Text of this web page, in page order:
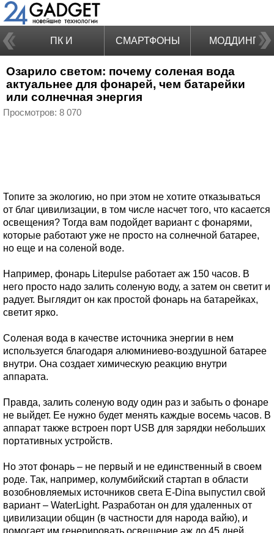
ПК И
НОУТБУКИ
СМАРТФОНЫ МОДДИНГ
Озарило светом: почему соленая вода
актуальнее для фонарей, чем батарейки
или солнечная энергия
Просмотров: 8 070
Топите за экологию, но при этом не хотите отказываться
от благ цивилизации, в том числе насчет того, что касается
освещения? Тогда вам подойдет вариант с фонарями,
которые работают уже не просто на солнечной батарее,
но еще и на соленой воде.
Например, фонарь Litepulse работает аж 150 часов. В
него просто надо залить соленую воду, а затем он светит и
радует. Выглядит он как простой фонарь на батарейках,
светит ярко.
Соленая вода в качестве источника энергии в нем
используется благодаря алюминиево-воздушной батарее
внутри. Она создает химическую реакцию внутри
аппарата.
Правда, залить соленую воду один раз и забыть о фонаре
не выйдет. Ее нужно будет менять каждые восемь часов. В
аппарат также встроен порт USB для зарядки небольших
портативных устройств.
Но этот фонарь – не первый и не единственный в своем
роде. Так, например, колумбийский стартап в области
возобновляемых источников света E-Dina выпустил свой
вариант – WaterLight. Разработан он для удаленных от
цивилизации общин (в частности для народа вайю), и
помогает им генерировать освещение аж до 45 дней.